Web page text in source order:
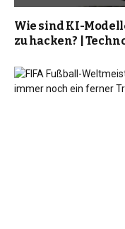
Wie sind KI-
zu hacken? |